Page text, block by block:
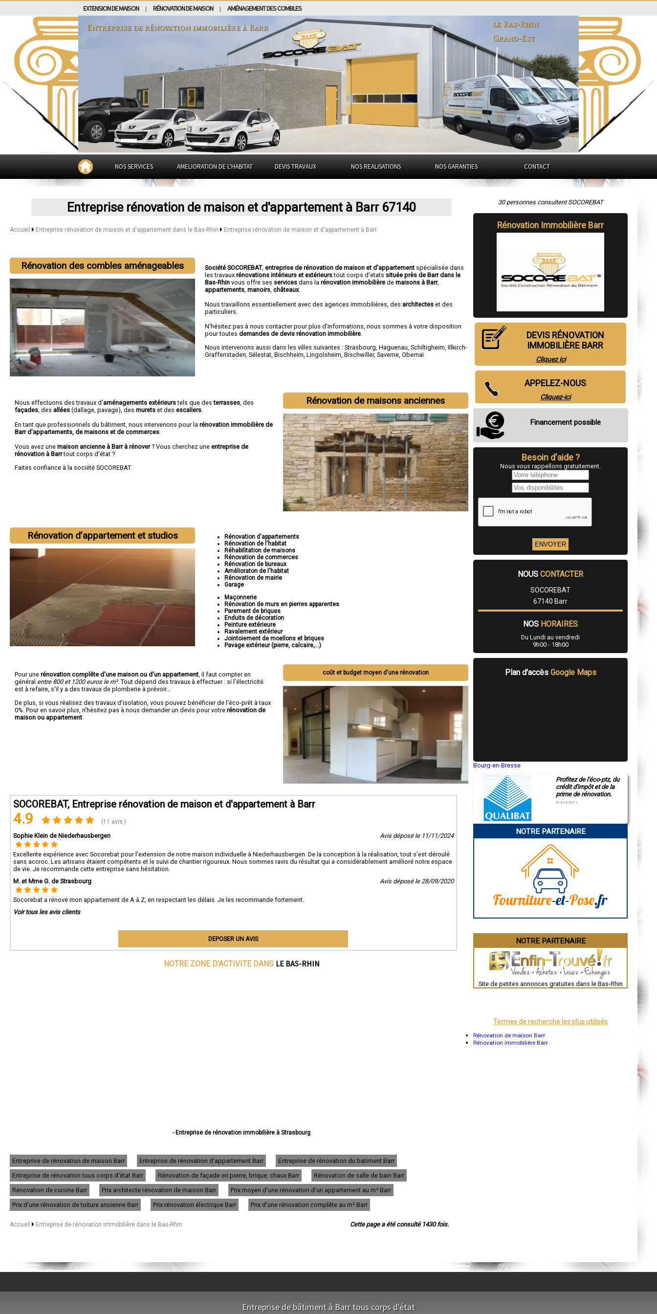
EXTENSION DE MAISON RÉNOVATION DE MAISON AMÉNAGEMENT DES COMBLES
Entreprise de rénovation immobilière àBarr
le Bas-Rhin
Grand-Est
NOS SERVICES AMELIORATION DE L'HABITAT DEVIS TRAVAUX NOS REALISATIONS NOS GARANTIES CONTACT
Entreprise rénovation de maison et d'appartement à Barr 67140
Accueil Entreprise rénovation de maison et d'appartement dans le Bas-Rhin Entreprise rénovation de maison et d'appartement à Barr
Rénovation des combles aménageables Société SOCOREBAT,entreprise de rénovation de maison et d'appartement spécialisée dans
les travauxrénovations intérieurs et extérieurstout corps d'etats située près de Barr dans le
Bas-Rhinvous offre ses services dans larénovation immobilière demaisons à Barr,
appartements ,manoirs ,châteaux.
Nous travaillons essentiellement avec des agences immobilières, des architectes et des
particuliers.
N'hésitez pas à nous contacter pour plus d'informations, nous sommes à votre disposition
pour toutesdemandes de devis rénovation immobilière
Nous intervenons aussi dans les villes suivantes :Strasbourg ,Haguenau ,Schiltigheim ,Illkirch-
Graffenstaden ,Sélestat ,Bischheim ,Lingolsheim ,Bischwiller,Saverne ,Obernai
Rénovation de maisons anciennes
Nous effectuons des travaux d'aménagements extérieurstels que desterrasses , des
façades , des allées (dallage, pavage), des murets et des escaliers
En tant que professionnels du bâtiment, nous intervenons pour la rénovation immobilière de
Barr d'appartements, de maisons et de commerces
Vous avez une maison ancienne à Barr à rénover? Vous cherchez une entreprise de
rénovation à Barrtout corps d'état ?
Faites confiance à la société SOCOREBAT.
Rénovation d’appartement et studios
Rénovation d'appartements
Rénovation de l'habitat
Réhabilitation de maisons
Rénovation de commerces
Rénovation de bureaux
Amélioraton de l'habitat
Rénovation de mairie
Garage
Maçonnerie
Rénovation de murs en pierres apparentes
Parement de briques
Enduits de décoration
Peinture extérieure
Ravalement extérieur
Jointoiement de moellons et briques
Pavage extérieur (pierre, calcaire,...)
coût et budget moyen d'une rénovation
Pour une rénovation complête d'une maison ou d'un appartement , il faut compter en
général entre 800 et 1200 euros le m². Tout dépend des travaux à effectuer : si l'électricité
est à refaire, s'il y a des travaux de plomberie à prévoir...
De plus, si vous réalisez des travaux d'isolation, vous pouvez bénéficier de l'éco-prêt à taux
0%. Pour en savoir plus, n'hésitez pas à nous demander un devis pour votre rénovation de
maison ou appartement
SOCOREBAT, Entreprise rénovation de maison et d'appartement à Barr
4.9 (11 avis )
Sophie Klein de Niederhausbergen Avis déposé le 11/11/2024
Excellente expérience avec Socorebat pour l'extension de notre maison individuelle à Niederhausbergen. De la conception à la réalisation, tout s'est déroulé
sans accroc. Les artisans étaient compétents et le suivi de chantier rigoureux. Nous sommes ravis du résultat qui a considérablement amélioré notre espace
de vie. Je recommande cette entreprise sans hésitation.
M. et Mme G. de Strasbourg
Avis déposé le 28/09/2020
Socorebat a rénové mon appartement de A à Z, en respectant les délais. Je les recommande fortement.
Voir tous les avis clients
DEPOSER UN AVIS
NOTRE ZONE D'ACTIVITE DANS LE BAS-RHIN
- Entreprise de rénovation immobilière à Strasbourg
- Entreprise de rénovation immobilière à Illkirch-Graffenstaden
- Entreprise de rénovation immobilière à Sélestat
- Entreprise de rénovation immobilière à Bischheim
- Entreprise de rénovation immobilière à Lingolsheim
- Entreprise de rénovation immobilière à Bischwiller
- Entreprise de rénovation immobilière à Saverne
- Entreprise de rénovation immobilière à Obernai
- Entreprise de rénovation immobilière à Ostwald
- Entreprise de rénovation immobilière à Wissembourg
- Entreprise de rénovation immobilière à Barr
- Entreprise de rénovation immobilière à Eckbolsheim
- Entreprise de rénovation immobilière à La Wantzenau
Entreprise de rénovation de maison Barr Entreprise de rénovation d'appartement Barr
Entreprise de rénovation du batiment Barr
Entreprise de rénovation tous corps d'état Barr
Rénovation de façade en pierre, brique, chaux Barr
Rénovation de salle de bain Barr
Rénovation de cuisine Barr
Prix architecte rénovation de maison Barr
Prix moyen d'une rénovation d'un appartement au m² Barr
Prix d'une rénovation de toiture ancienne Barr
Prix rénovation électrique Barr Prix d'une rénovation complête au m² Barr
Cette page a été consulté 1430 fois.
Accueil Entreprise de rénovation immobilière dans le Bas-Rhin
30 personnes consultent SOCOREBAT
Rénovation Immobilière Barr
DEVIS RÉNOVATION
IMMOBILIÈRE BARR
Cliquez ici
APPELEZ-NOUS
Cliquez-ici
Financement possible
Besoin d'aide ?
Nous vous rappellons gratuitement.
NOUS CONTACTER
SOCOREBAT
67140 Barr
NOS HORAIRES
Du Lundi au vendredi
9h00 - 18h00
Plan d'accès Google Maps
Bourg-en-Bresse
Montluçon
Manosque
Gap
Charleville-Mézières
Pamiers
Narbonne
Brive-la-Gaillarde
Guéret
Besançon
Évreux
Chartres
Nîmes
Auch
Dole
Mont-de-Marsan
Vesoul
Chalon-sur-Saône
Annecy
Profitez de l'éco-ptz, du
crédit d'impôt et de la
prime de rénovation.
N°E157671
NOTRE PARTENAIRE
NOTRE PARTENAIRE
Site de petites annonces gratuites dans le Bas-Rhin
Termes de recherche les plus utilisés
Rénovation de maison Barr
Rénovation immobilière Barr
Entreprise de bâtiment à Barr tous corps d'état